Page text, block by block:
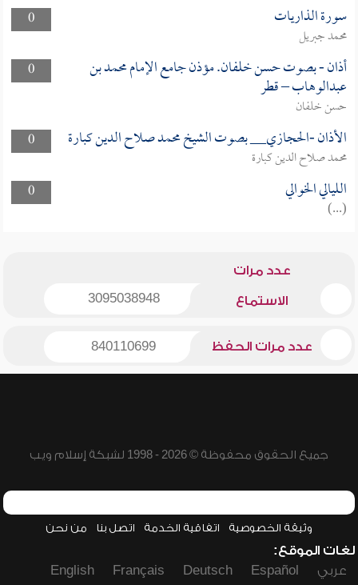
0
سورة الذاريات
محمد جبريل
0
أذان - بصوت حسن خلفان. مؤذن جامع الإمام محمد بن
عبدالوهاب – قطر
حسن خلفان
0
الأذان -الحجازي__ بصوت الشيخ محمد صلاح الدين كبارة
محمد صلاح الدين كبارة
0
الليالي الخوالي
(...)
عدد مرات
الاستماع 3095038948
عدد مرات الحفظ 840110699
جميع الحقوق محفوظة © 2026 - 1998 لشبكة إسلام ويب
وثيقة الخصوصية اتفاقية الخدمة اتصل بنا من نحن
لغات الموقع:
عربي
Español
Deutsch
Français
English